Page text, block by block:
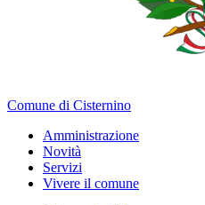
Comune di Cisternino
Amministrazione
Novità
Servizi
Vivere il comune